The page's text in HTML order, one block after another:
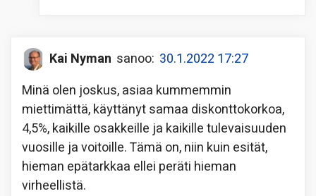
Kai Nyman sanoo: 30.1.2022 17:27
Minä olen joskus, asiaa kummemmin
miettimättä, käyttänyt samaa diskonttokorkoa,
4,5%, kaikille osakkeille ja kaikille tulevaisuuden
vuosille ja voitoille. Tämä on, niin kuin esität,
hieman epätarkkaa ellei peräti hieman
virheellistä.